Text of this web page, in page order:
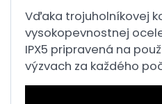
Vďaka trojuholníkovej
vysokopevnostnej
IPX5 pripravená na
výzvach za každého